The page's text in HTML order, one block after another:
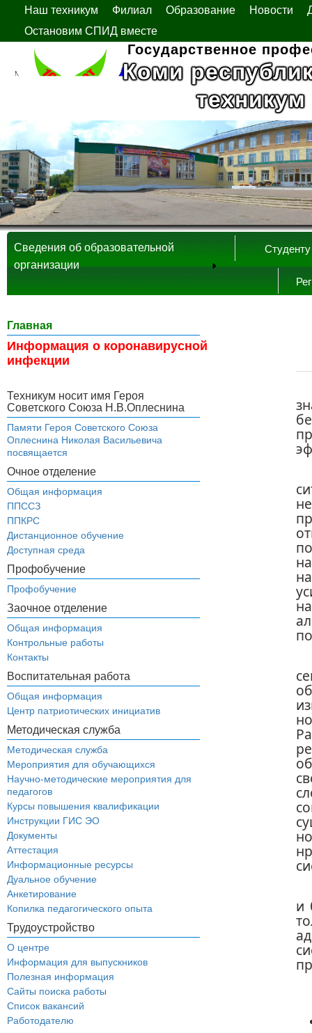
Наш техникум Филиал Образование Новости
Остановим СПИД вместе
Государственное
Коми
Студенту
Сведения об образовательной
организации
Главная
Информация о коронавирусной
инфекции
Техникум носит имя Героя
Советского Союза Н.В.Оплеснина
Памяти Героя Советского Союза
Оплеснина Николая Васильевича
посвящается
Очное отделение
Общая информация
ППССЗ
ППКРС
Дистанционное обучение
Доступная среда
Профобучение
Профобучение
Заочное отделение
Общая информация
Контрольные работы
Контакты
Воспитательная работа
Общая информация
Центр патриотических инициатив
Методическая служба
Методическая служба
Мероприятия для обучающихся
Научно-методические мероприятия для
педагогов
Курсы повышения квалификации
Инструкции ГИС ЭО
Документы
Аттестация
Информационные ресурсы
Дуальное обучение
Анкетирование
Копилка педагогического опыта
Трудоустройство
О центре
Информация для выпускников
Полезная информация
Сайты поиска работы
Список вакансий
Работодателю
и